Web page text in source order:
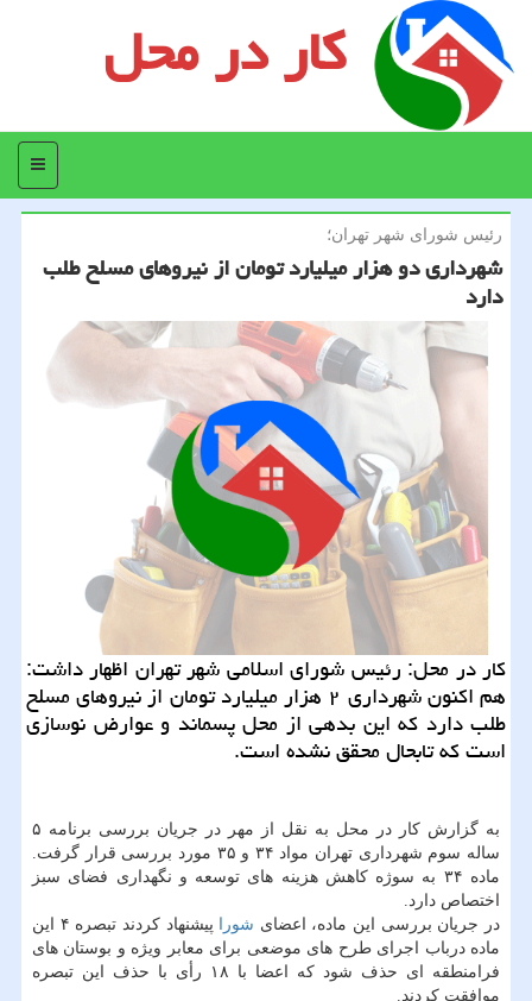
کار در محل
منو
رئیس شورای شهر تهران؛
شهرداری دو هزار میلیارد تومان از نیروهای مسلح طلب
دارد
كار در محل: رئیس شورای اسلامی شهر تهران اظهار داشت:
هم اكنون شهرداری ۲ هزار میلیارد تومان از نیروهای مسلح
طلب دارد كه این بدهی از محل پسماند و عوارض نوسازی
است كه تابحال محقق نشده است.
به گزارش كار در محل به نقل از مهر در جریان بررسی برنامه ۵
ساله سوم شهرداری تهران مواد ۳۴ و ۳۵ مورد بررسی قرار گرفت.
ماده ۳۴ به سوژه كاهش هزینه های توسعه و نگهداری فضای سبز
اختصاص دارد.
در جریان بررسی این ماده، اعضای شورا
پیشنهاد كردند تبصره ۴ این
ماده درباب اجرای طرح های موضعی برای معابر ویژه و بوستان های
فرامنطقه ای حذف شود كه اعضا با ۱۸ رأی با حذف این تبصره
موافقت كردند.